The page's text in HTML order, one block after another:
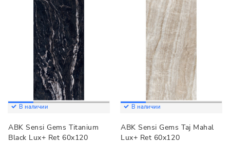
В наличии
ABK Sensi Gems Titanium
Black Lux+ Ret 60x120
В наличии
ABK Sensi Gems Taj Mahal
Lux+ Ret 60x120